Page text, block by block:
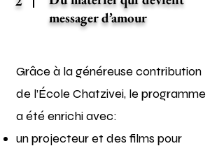
messager d’amour
Grâce à la généreuse contribution
de l’École Chatzivei, le programme
a été enrichi avec:
un projecteur et des films pour